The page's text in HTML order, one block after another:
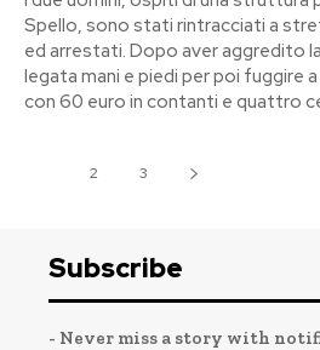
Spello, sono stati rintracciati a
ed arrestati. Dopo aver aggredito
legata mani e piedi per poi fuggire
con 60 euro in contanti e quattro
2 3
Subscribe
- Never miss a story with